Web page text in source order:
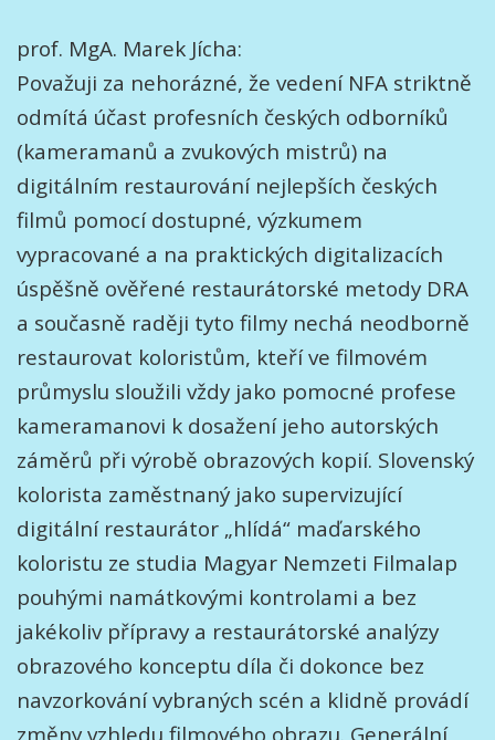
prof. MgA. Marek Jícha:
Považuji za nehorázné, že vedení NFA striktně
odmítá účast profesních českých odborníků
(kameramanů a zvukových mistrů) na
digitálním restaurování nejlepších českých
filmů pomocí dostupné, výzkumem
vypracované a na praktických digitalizacích
úspěšně ověřené restaurátorské metody DRA
a současně raději tyto filmy nechá neodborně
restaurovat koloristům, kteří ve filmovém
průmyslu sloužili vždy jako pomocné profese
kameramanovi k dosažení jeho autorských
záměrů při výrobě obrazových kopií. Slovenský
kolorista zaměstnaný jako supervizující
digitální restaurátor „hlídá“ maďarského
koloristu ze studia Magyar Nemzeti Filmalap
pouhými namátkovými kontrolami a bez
jakékoliv přípravy a restaurátorské analýzy
obrazového konceptu díla či dokonce bez
navzorkování vybraných scén a klidně provádí
změny vzhledu filmového obrazu. Generální